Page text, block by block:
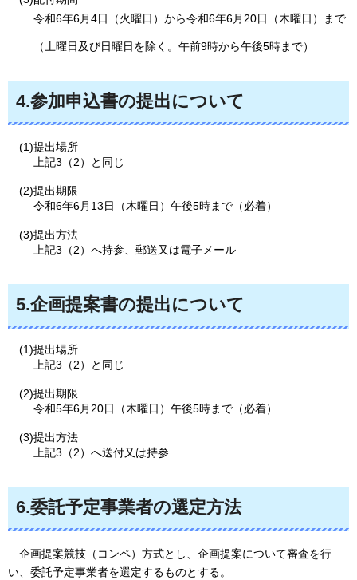
令和6年6月4日（火曜日）から令和6年6月20日（木曜日）まで
（土曜日及び日曜日を除く。午前9時から午後5時まで）
4.参加申込書の提出について
(1)提出場所
上記3（2）と同じ
(2)提出期限
令和6年6月13日（木曜日）午後5時まで（必着）
(3)提出方法
上記3（2）へ持参、郵送又は電子メール
5.企画提案書の提出について
(1)提出場所
上記3（2）と同じ
(2)提出期限
令和5年6月20日（木曜日）午後5時まで（必着）
(3)提出方法
上記3（2）へ送付又は持参
6.委託予定事業者の選定方法
企画提案競技（コンペ）方式とし、企画提案について審査を行
い、委託予定事業者を選定するものとする。